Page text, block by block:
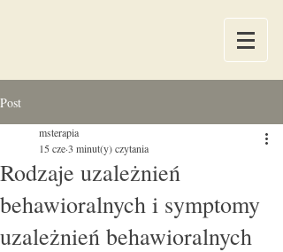
Post
Rodzaje uzależnień
behawioralnych i symptomy
uzależnień behawioralnych
msterapia
15 cze3 minut(y) czytania